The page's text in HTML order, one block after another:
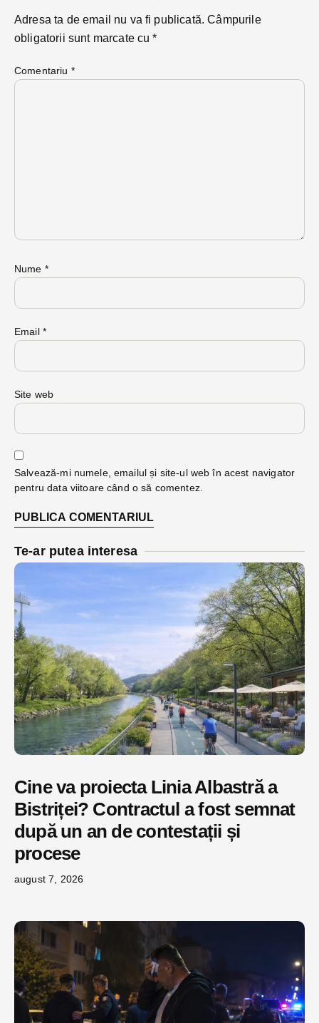
Adresa ta de email nu va fi publicată. Câmpurile
obligatorii sunt marcate cu*
Comentariu *
Nume *
Email *
Site web
Salvează-mi numele, emailul și site-ul web în acest navigator
pentru data viitoare când o să comentez.
Te-ar putea interesa
Cine va proiecta Linia Albastră a
Bistriței? Contractul a fost semnat
după un an de contestații și
procese
august 7, 2026